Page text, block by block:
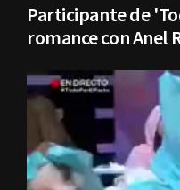
Participante de
romance con Anel